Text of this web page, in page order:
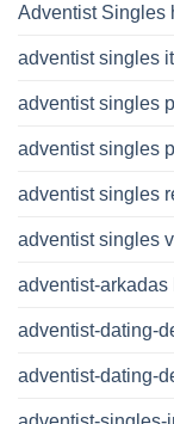
Adventist Singles
adventist singles
adventist singles
adventist singles
adventist singles
adventist singles
adventist-arkadas
adventist-dating-
adventist-dating-